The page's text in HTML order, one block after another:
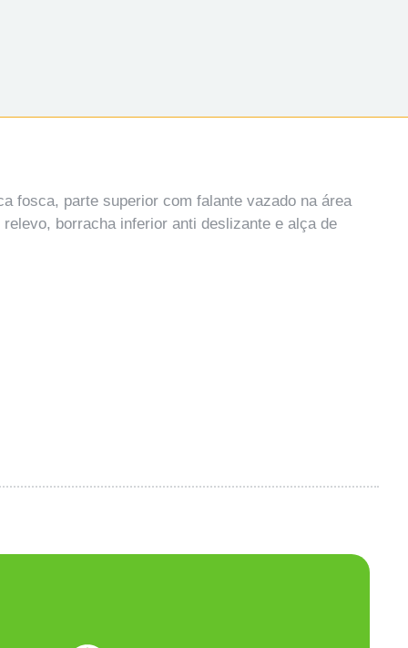
fosca, parte superior com falante vazado na área
borracha inferior anti deslizante e alça de